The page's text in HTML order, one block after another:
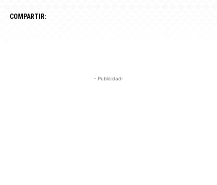
COMPARTIR:
- Publicidad-